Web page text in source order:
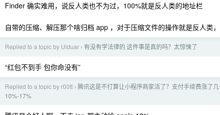
Finder 确实难用，说反人类也不为过，100%就是反人类的地址栏
自带的压缩、解压那个啥归档 app ，对于压缩文件的操作就是反人类
Replied to a topic by Ulduar › 有没有学法律的 这件事是真的吗？太惊悚了
“红包不到手 包你命没有”
Replied to a topic by r00tt › 腾讯这是不打算让小程序商家活了？支付手续费涨了
10%-17%